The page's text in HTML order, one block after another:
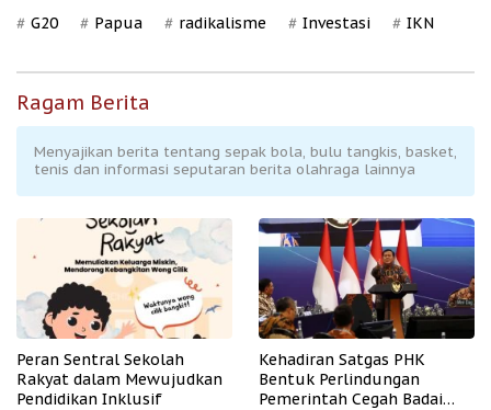
G20 Papua radikalisme Investasi IKN
Ragam Berita
Menyajikan berita tentang sepak bola, bulu tangkis, basket,
tenis dan informasi seputaran berita olahraga lainnya
Peran Sentral Sekolah
Rakyat dalam Mewujudkan
Pendidikan Inklusif
Kehadiran Satgas PHK
Bentuk Perlindungan
Pemerintah Cegah Badai